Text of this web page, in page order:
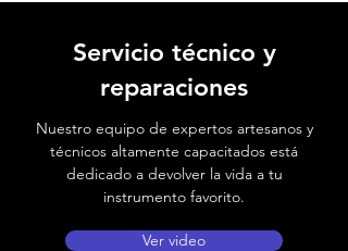
Servicio técnico y
reparaciones
Nuestro equipo de expertos artesanos y
técnicos altamente capacitados está
dedicado a devolver la vida a tu
instrumento favorito.
Ver video